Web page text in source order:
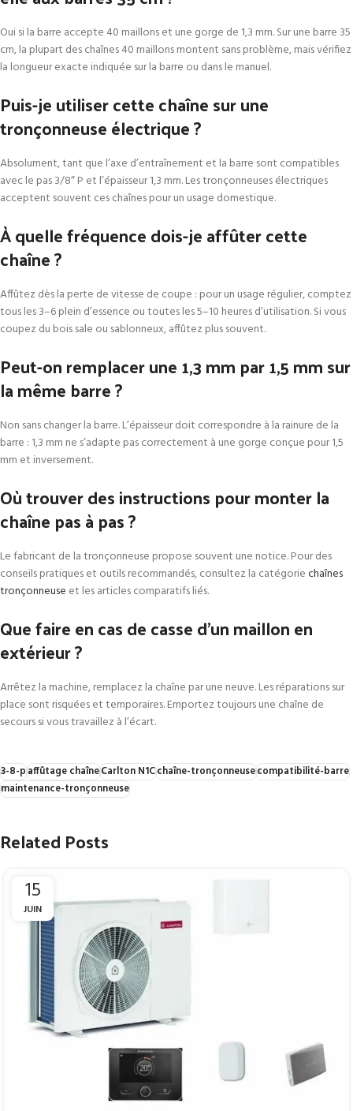
Oui si la barre accepte 40 maillons et une gorge de 1,3 mm. Sur une barre 35
cm, la plupart des chaînes 40 maillons montent sans problème, mais vérifiez
la longueur exacte indiquée sur la barre ou dans le manuel.
Puis-je utiliser cette chaîne sur une
tronçonneuse électrique ?
Absolument, tant que l’axe d’entraînement et la barre sont compatibles
avec le pas 3/8″ P et l’épaisseur 1,3 mm. Les tronçonneuses électriques
acceptent souvent ces chaînes pour un usage domestique.
À quelle fréquence dois-je affûter cette
chaîne ?
Affûtez dès la perte de vitesse de coupe : pour un usage régulier, comptez
tous les 3–6 plein d’essence ou toutes les 5–10 heures d’utilisation. Si vous
coupez du bois sale ou sablonneux, affûtez plus souvent.
Peut-on remplacer une 1,3 mm par 1,5 mm sur
la même barre ?
Non sans changer la barre. L’épaisseur doit correspondre à la rainure de la
barre : 1,3 mm ne s’adapte pas correctement à une gorge conçue pour 1,5
mm et inversement.
Où trouver des instructions pour monter la
chaîne pas à pas ?
Le fabricant de la tronçonneuse propose souvent une notice. Pour des
conseils pratiques et outils recommandés, consultez la catégoriechaînes
tronçonneuse et les articles comparatifs liés.
Que faire en cas de casse d’un maillon en
extérieur ?
Arrêtez la machine, remplacez la chaîne par une neuve. Les réparations sur
place sont risquées et temporaires. Emportez toujours une chaîne de
secours si vous travaillez à l’écart.
3-8-paffûtage chaîneCarlton N1Cchaîne-tronçonneusecompatibilité-barre
maintenance-tronçonneuse
Related Posts
15
JUIN